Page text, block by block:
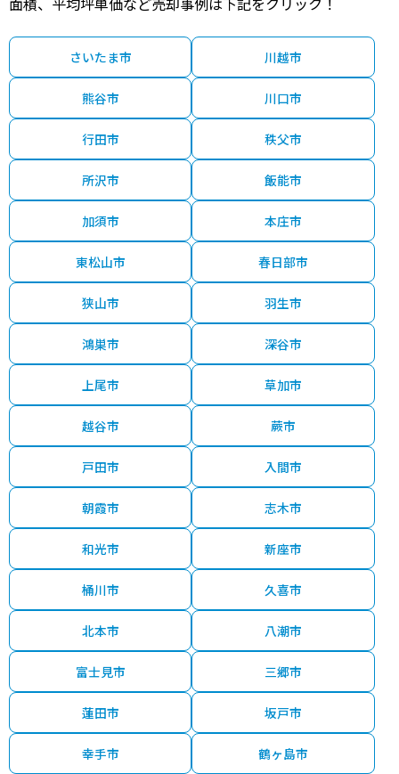
さいたま市 川越市
熊谷市 川口市
行田市 秩父市
所沢市 飯能市
加須市 本庄市
東松山市 春日部市
狭山市 羽生市
鴻巣市 深谷市
上尾市 草加市
越谷市 蕨市
戸田市 入間市
朝霞市 志木市
和光市 新座市
桶川市 久喜市
北本市 八潮市
富士見市 三郷市
蓮田市 坂戸市
幸手市 鶴ヶ島市